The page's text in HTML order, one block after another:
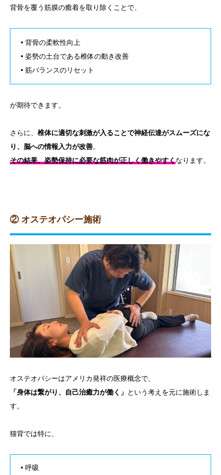
背骨を覆う筋膜の癒着を取り除くことで、
• 背骨の柔軟性向上
• 姿勢の土台である椎体の動き改善
• 筋バランスのリセット
が期待できます。
さらに、 椎体に適切な刺激が入ることで神経伝達がスムーズにな
り、脳への情報入力が改善。
その結果、姿勢保持に必要な筋肉が正しく働きやすくなります。
② オステオパシー施術
オステオパシーはアメリカ発祥の医療概念で、
「身体は繋がり、自己治癒力が働く」 という考えを元に施術しま
す。
猫背では特に、
• 呼吸